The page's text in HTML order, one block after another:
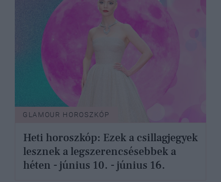
GLAMOUR HOROSZKÓP
Heti horoszkóp: Ezek a csillagjegyek
lesznek a legszerencsésebbek a
héten - június 10. - június 16.